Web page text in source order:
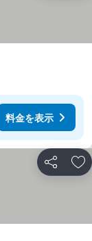
料金を表示
シェア お